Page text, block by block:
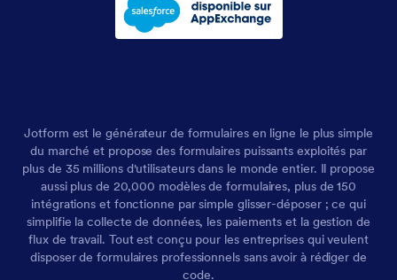
Jotform est le générateur de formulaires en ligne le plus simple
du marché et propose des formulaires puissants exploités par
plus de 35 millions d'utilisateurs dans le monde entier. Il propose
aussi plus de 20,000 modèles de formulaires, plus de 150
intégrations et fonctionne par simple glisser-déposer ; ce qui
simplifie la collecte de données, les paiements et la gestion de
flux de travail. Tout est conçu pour les entreprises qui veulent
disposer de formulaires professionnels sans avoir à rédiger de
code.